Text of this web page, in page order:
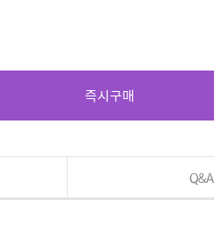
즉시구매
Q&A